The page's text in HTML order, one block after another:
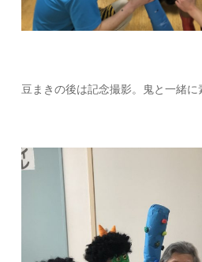
豆まきの後は記念撮影。鬼と一緒に